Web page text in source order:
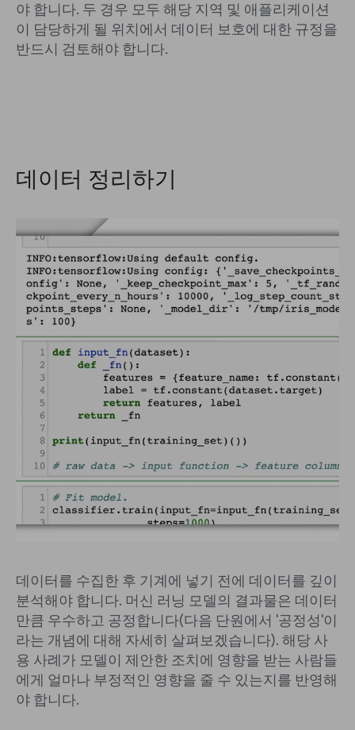
야 합니다. 두 경우 모두 해당 지역 및 애플리케이션
이 담당하게 될 위치에서 데이터 보호에 대한 규정을
반드시 검토해야 합니다.
데이터 정리하기
데이터를 수집한 후 기계에 넣기 전에 데이터를 깊이
분석해야 합니다. 머신 러닝 모델의 결과물은 데이터
만큼 우수하고 공정합니다(다음 단원에서 '공정성'이
라는 개념에 대해 자세히 살펴보겠습니다). 해당 사
용 사례가 모델이 제안한 조치에 영향을 받는 사람들
에게 얼마나 부정적인 영향을 줄 수 있는지를 반영해
야 합니다.